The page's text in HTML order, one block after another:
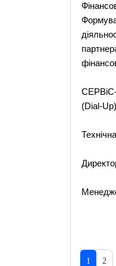
СЕРВіС-
(Dial-
1 2